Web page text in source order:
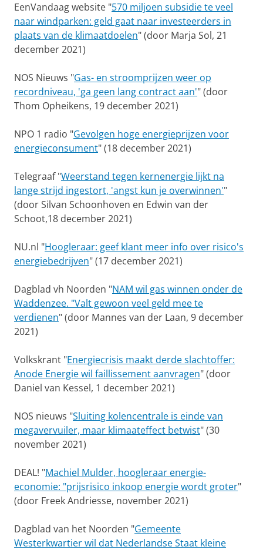
EenVandaag website "570 miljoen subsidie te veel
naar windparken: geld gaat naar investeerders in
plaats van de klimaatdoelen" (door Marja Sol, 21
december 2021)
NOS Nieuws "Gas- en stroomprijzen weer op
recordniveau, 'ga geen lang contract aan'" (door
Thom Opheikens, 19 december 2021)
NPO 1 radio "Gevolgen hoge energieprijzen voor
energieconsument" (18 december 2021)
Telegraaf "Weerstand tegen kernenergie lijkt na
lange strijd ingestort, 'angst kun je overwinnen'"
(door Silvan Schoonhoven en Edwin van der
Schoot,18 december 2021)
NU.nl "Hoogleraar: geef klant meer info over risico's
energiebedrijven" (17 december 2021)
Dagblad vh Noorden "NAM wil gas winnen onder de
Waddenzee. "Valt gewoon veel geld mee te
verdienen" (door Mannes van der Laan, 9 december
2021)
Volkskrant "Energiecrisis maakt derde slachtoffer:
Anode Energie wil faillissement aanvragen" (door
Daniel van Kessel, 1 december 2021)
NOS nieuws "Sluiting kolencentrale is einde van
megavervuiler, maar klimaateffect betwist" (30
november 2021)
DEAL! "Machiel Mulder, hoogleraar energie-
economie: "prijsrisico inkoop energie wordt groter"
(door Freek Andriesse, november 2021)
Dagblad van het Noorden "Gemeente
Westerkwartier wil dat Nederlandse Staat kleine